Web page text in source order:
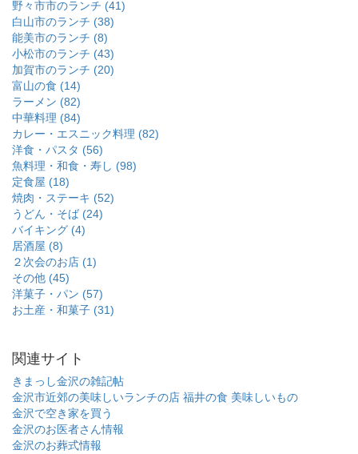
野々市市のランチ (41)
白山市のランチ (38)
能美市のランチ (8)
小松市のランチ (43)
加賀市のランチ (20)
富山の食 (14)
ラーメン (82)
中華料理 (84)
カレー・エスニック料理 (82)
洋食・パスタ (56)
魚料理・和食・寿し (98)
定食屋 (18)
焼肉・ステーキ (52)
うどん・そば (24)
バイキング (4)
居酒屋 (8)
２次会のお店 (1)
その他 (45)
洋菓子・パン (57)
お土産・和菓子 (31)
関連サイト
きまっし金沢の雑記帖
金沢市近郊の美味しいランチの店 福井の食 美味しいもの
金沢で空き家を買う
金沢のお医者さん情報
金沢のお葬式情報